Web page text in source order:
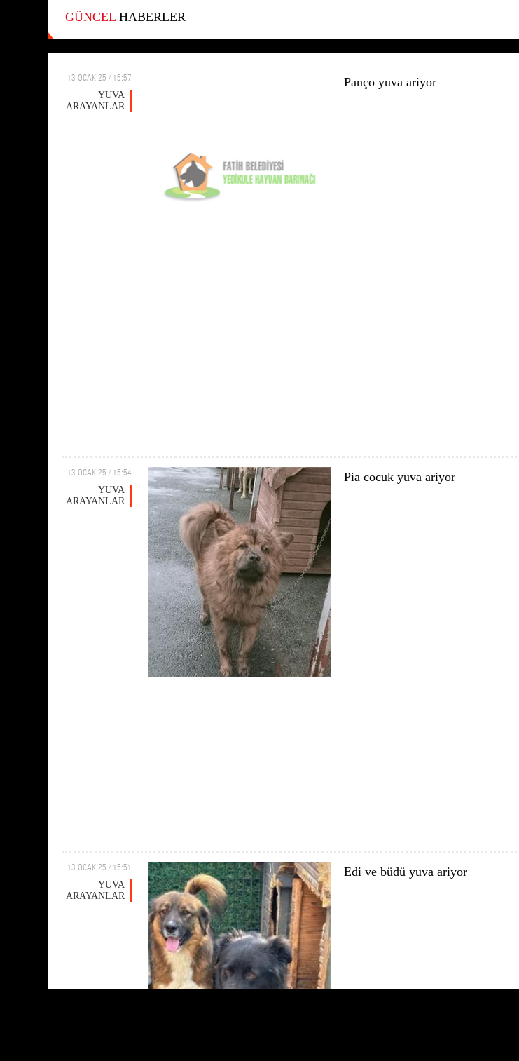
GÜNCELHABERLER
13 OCAK 25 / 15:57
YUVA
ARAYANLAR
Panço yuva ariyor
13 OCAK 25 / 15:54
YUVA
ARAYANLAR
Pia cocuk yuva ariyor
13 OCAK 25 / 15:51
YUVA
ARAYANLAR
Edi ve büdü yuva ariyor